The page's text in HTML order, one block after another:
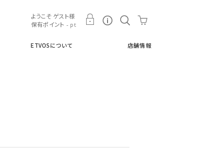
ETVOSについて 店舗情報
ようこそ ゲスト様
保有ポイント - pt